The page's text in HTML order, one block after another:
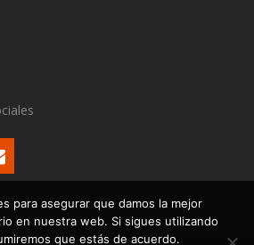
para asegurar que damos la mejor
en nuestra web. Si sigues utilizando
que estás de acuerdo.